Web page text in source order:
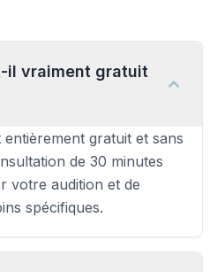
il vraiment gratuit
gratuit et sans
de 30 minutes
votre audition et de
spécifiques.